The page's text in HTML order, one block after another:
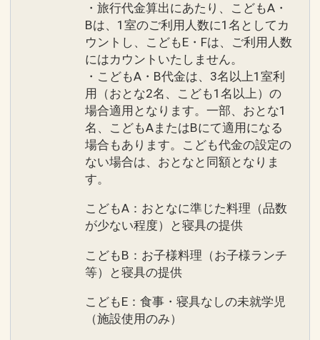
・旅行代金算出にあたり、こどもA・
Bは、1室のご利用人数に1名としてカ
ウントし、こどもE・Fは、ご利用人数
にはカウントいたしません。
・こどもA・B代金は、3名以上1室利
用（おとな2名、こども1名以上）の
場合適用となります。一部、おとな1
名、こどもAまたはBにて適用になる
場合もあります。こども代金の設定の
ない場合は、おとなと同額となりま
す。
こどもA：おとなに準じた料理（品数
が少ない程度）と寝具の提供
こどもB：お子様料理（お子様ランチ
等）と寝具の提供
こどもE：食事・寝具なしの未就学児
（施設使用のみ）